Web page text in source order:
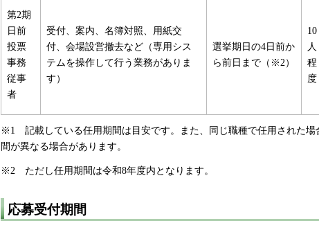
第2期
日前
投票
事務
従事
者
受付、案内、名簿対照、用紙交
付、会場設営撤去など（専用シス
テムを操作して行う業務がありま
す）
選挙期日の4日前か
ら前日まで（※2）
10
人
程
度
※1 記載している任用期間は目安です。また、同じ職種で任用された
間が異なる場合があります。
※2 ただし任用期間は令和8年度内となります。
応募受付期間